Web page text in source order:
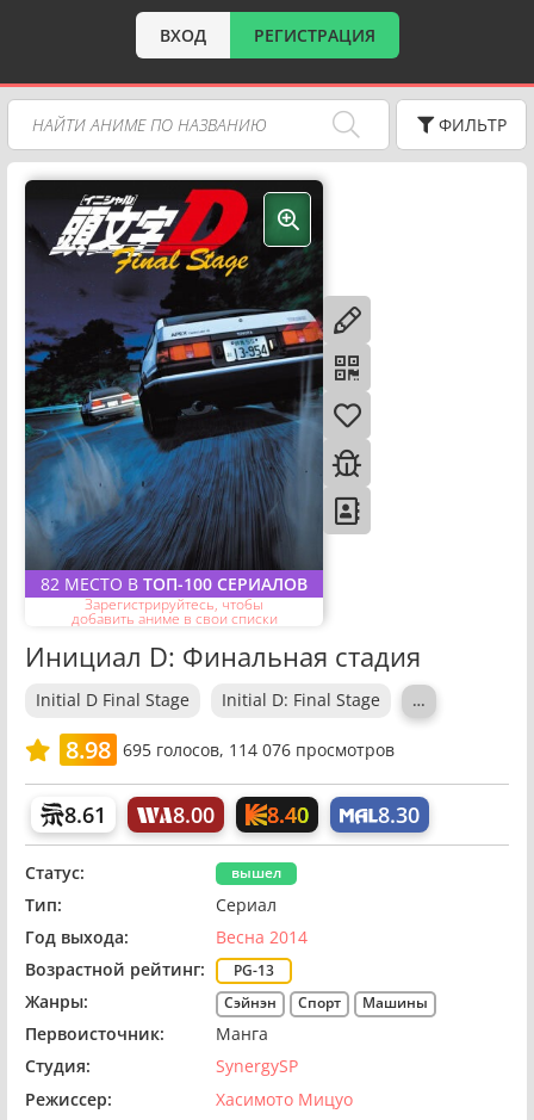
ВХОД РЕГИСТРАЦИЯ
ФИЛЬТР
82 МЕСТО В ТОП-100 СЕРИАЛОВ
Зарегистрируйтесь, чтобы
добавить аниме в свои списки
Инициал D: Финальная стадия
Initial D Final Stage Initial D: Final Stage …
8.98 695голосов, 114 076 просмотров
8.61 8.00 8.40 8.30
Статус: вышел
Тип:
Сериал
Год выхода:
Весна 2014
Возрастной рейтинг:
PG-13
Жанры: Сэйнэн Спорт Машины
Первоисточник:
Манга
Студия:
SynergySP
Режиссер:
Хасимото Мицуо